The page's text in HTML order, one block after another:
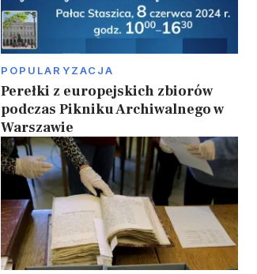
POPULARYZACJA
Perełki z europejskich zbiorów
podczas Pikniku Archiwalnego w
Warszawie